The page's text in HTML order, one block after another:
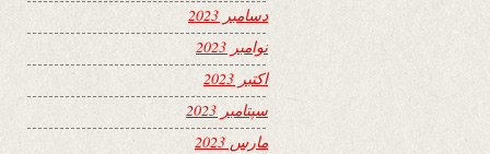
دسامبر 2023
نوامبر 2023
اکتبر 2023
سپتامبر 2023
مارس 2023